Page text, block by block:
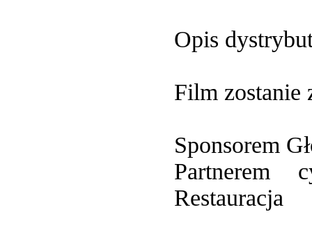
Opis
Film zostanie
Sponsorem
Partnerem
Restauracja